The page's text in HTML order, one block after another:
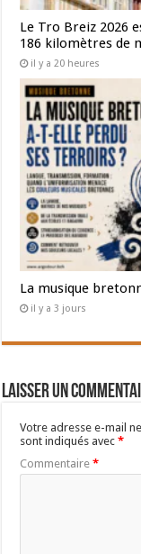
Le Tro Breiz 2026
186 kilomètres de
il y a 20 heures
La musique
il y a 3 jours
Laisser un
Votre adresse e-mail
sont indiqués avec*
Commentaire*